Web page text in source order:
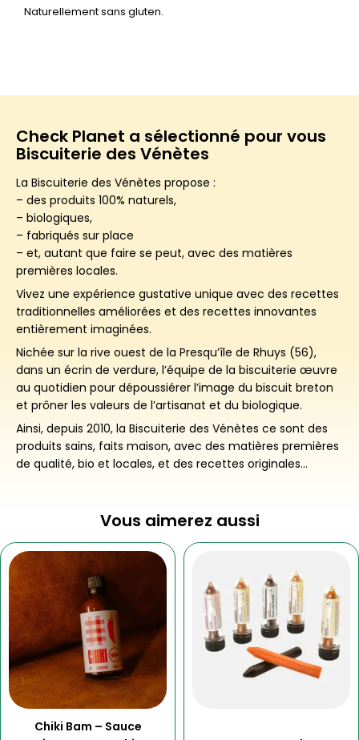
Naturellement sans gluten.
Check Planet a sélectionné pour vous
Biscuiterie des Vénètes
La Biscuiterie des Vénètes propose :
– des produits 100% naturels,
– biologiques,
– fabriqués sur place
– et, autant que faire se peut, avec des matières
premières locales.
Vivez une expérience gustative unique avec des recettes
traditionnelles améliorées et des recettes innovantes
entièrement imaginées.
Nichée sur la rive ouest de la Presqu’île de Rhuys (56),
dans un écrin de verdure, l’équipe de la biscuiterie œuvre
au quotidien pour dépoussiérer l’image du biscuit breton
et prôner les valeurs de l’artisanat et du biologique.
Ainsi, depuis 2010, la Biscuiterie des Vénètes ce sont des
produits sains, faits maison, avec des matières premières
de qualité, bio et locales, et des recettes originales…
Vous aimerez aussi
Chiki Bam – Sauce
Plage
prix :
7.90 €
à
9.90 €
produit
a
plusieurs
variations.
Les
options
peuvent